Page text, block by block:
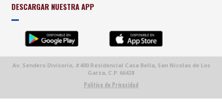
DESCARGAR NUESTRA APP
Av. Sendero Divisorio, #400 Residencial Casa Bella, San Nicolas de Los
Garza, C.P. 66428
Politica de Privacidad